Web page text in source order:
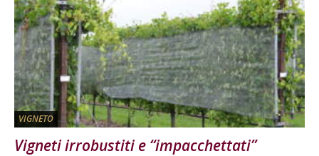
VIGNETO
Vigneti irrobustiti e “impacchettati”